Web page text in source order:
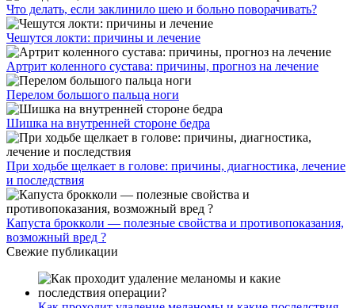
Что делать, если заклинило шею и больно поворачивать?
Чешутся локти: причины и лечение
Артрит коленного сустава: причины, прогноз на лечение
Перелом большого пальца ноги
Шишка на внутренней стороне бедра
При ходьбе щелкает в голове: причины, диагностика, лечение
и последствия
Капуста брокколи — полезные свойства и противопоказания,
возможный вред ?
Свежие публикации